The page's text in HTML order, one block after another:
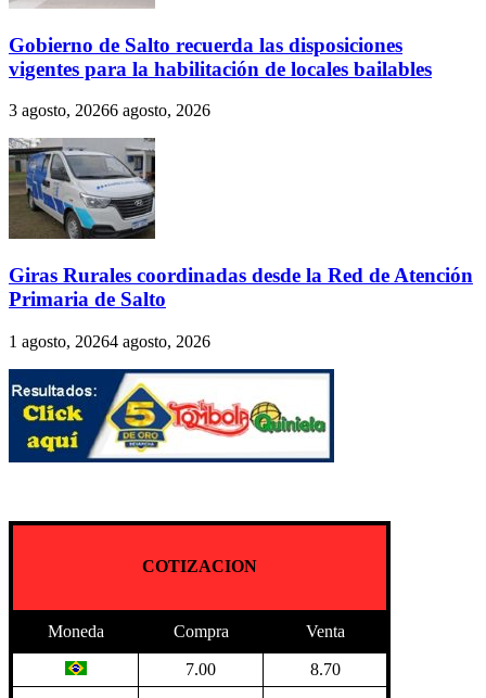
Gobierno de Salto recuerda las disposiciones
vigentes para la habilitación de locales bailables
3 agosto, 20266 agosto, 2026
Giras Rurales coordinadas desde la Red de Atención
Primaria de Salto
1 agosto, 20264 agosto, 2026
COTIZACION
Moneda Compra Venta
7.00 8.70